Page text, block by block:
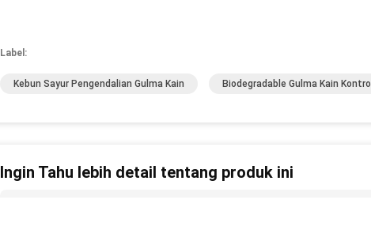
Label:
Kebun Sayur Pengendalian Gulma Kain Biodegradable Gulma Kain Kontrol
Ingin Tahu lebih detail tentang produk ini